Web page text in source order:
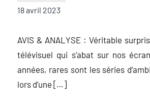
18 avril 2023
Auger
commentaires
AVIS & ANALYSE : Véritable
télévisuel qui s’abat sur nos
années, rares sont les séries
lors d’une […]